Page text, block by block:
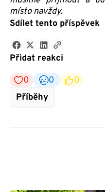
místo navždy.
Sdílet tento příspěvek
Přidat reakci
0
0
0
Příběhy